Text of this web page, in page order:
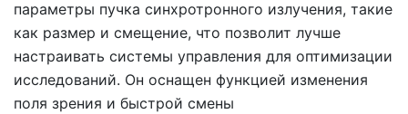
параметры пучка синхротронного излучения, такие
как размер и смещение, что позволит лучше
настраивать системы управления для оптимизации
исследований. Он оснащен функцией изменения
поля зрения и быстрой смены